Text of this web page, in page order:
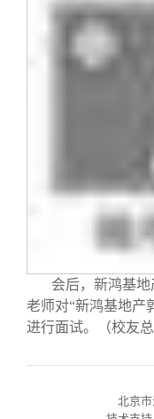
会后，新鸿基
老师对“新鸿基地产
进行面试。（校友总
北京